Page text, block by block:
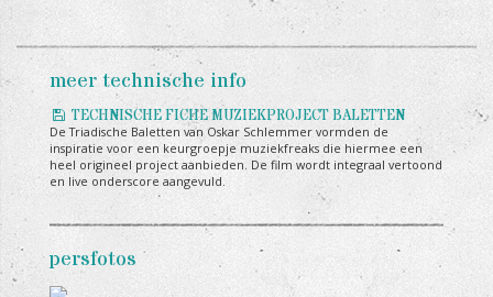
meer technische info
TECHNISCHE FICHE MUZIEKPROJECT BALETTEN
De Triadische Baletten van Oskar Schlemmer vormden de
inspiratie voor een keurgroepje muziekfreaks die hiermee een
heel origineel project aanbieden. De film wordt integraal vertoond
en live onderscore aangevuld.
persfotos